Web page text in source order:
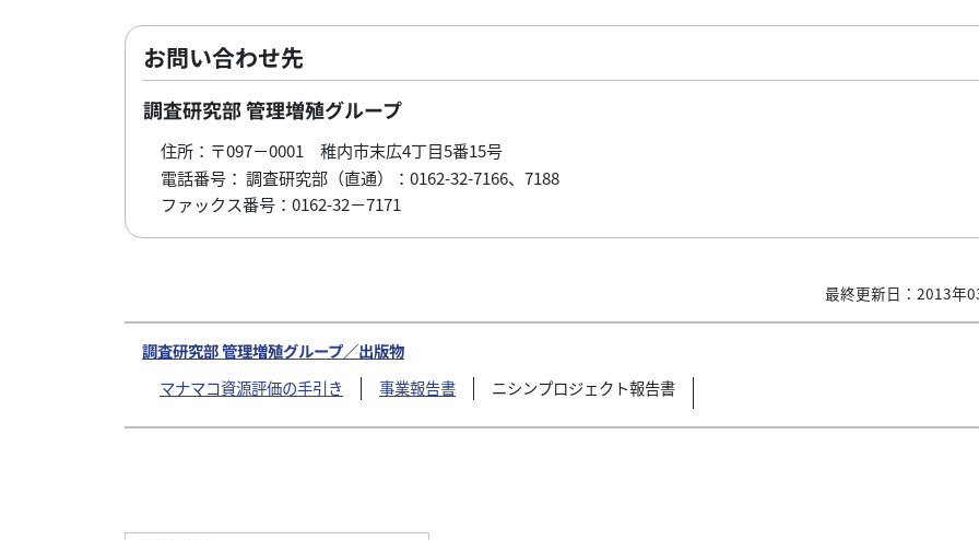
お問い合わせ先
調査研究部 管理増殖グループ
住所：〒097－0001 稚内市末広4丁目5番15号
電話番号： 調査研究部（直通）：0162-32-7166、7188
ファックス番号：0162-32－7171
最終更新日：2013年
調査研究部 管理増殖グループ／出版物
マナマコ資源評価の手引き 事業報告書 ニシンプロジェクト報告書